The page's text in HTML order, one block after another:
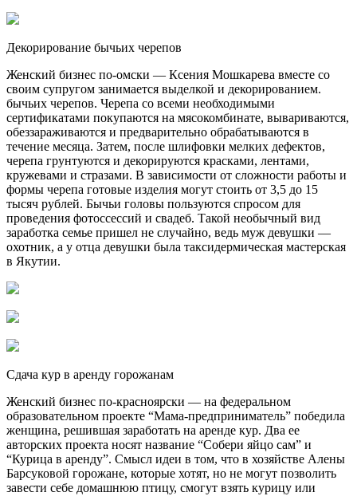
Декорирование бычьих черепов
Женский бизнес по-омски — Ксения Мошкарева вместе со
своим супругом занимается выделкой и декорированием.
бычьих черепов. Черепа со всеми необходимыми
сертификатами покупаются на мясокомбинате, вывариваются,
обеззараживаются и предварительно обрабатываются в
течение месяца. Затем, после шлифовки мелких дефектов,
черепа грунтуются и декорируются красками, лентами,
кружевами и стразами. В зависимости от сложности работы и
формы черепа готовые изделия могут стоить от 3,5 до 15
тысяч рублей. Бычьи головы пользуются спросом для
проведения фотоссессий и свадеб. Такой необычный вид
заработка семье пришел не случайно, ведь муж девушки —
охотник, а у отца девушки была таксидермическая мастерская
в Якутии.
Сдача кур в аренду горожанам
Женский бизнес по-красноярски — на федеральном
образовательном проекте “Мама-предприниматель” победила
женщина, решившая заработать на аренде кур. Два ее
авторских проекта носят название “Собери яйцо сам” и
“Курица в аренду”. Смысл идеи в том, что в хозяйстве Алены
Барсуковой горожане, которые хотят, но не могут позволить
завести себе домашнюю птицу, смогут взять курицу или